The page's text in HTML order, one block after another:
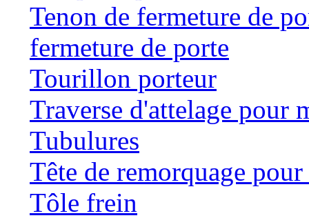
Tenon de fermeture de
fermeture de porte
Tourillon porteur
Traverse d'attelage pour
Tubulures
Tête de remorquage
Tôle frein